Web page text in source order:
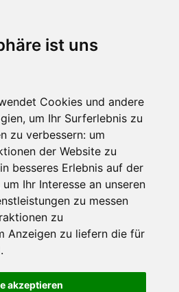
ist uns
Cookies und andere
um Ihr Surferlebnis zu
zu verbessern: um
der Website zu
besseres Erlebnis auf der
um Ihr Interesse an unseren
zu messen
zu
Anzeigen zu liefern die für
.
akzeptieren